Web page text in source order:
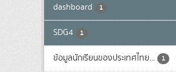
dashboard 1
SDG4 1
ข้อมูลนักเรียนของประเทศไทย... 1